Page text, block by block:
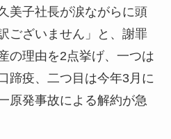
美子社長が涙ながらに頭
ございません」と、謝罪
の理由を2点挙げ、一つは
蹄疫、二つ目は今年3月に
原発事故による解約が急